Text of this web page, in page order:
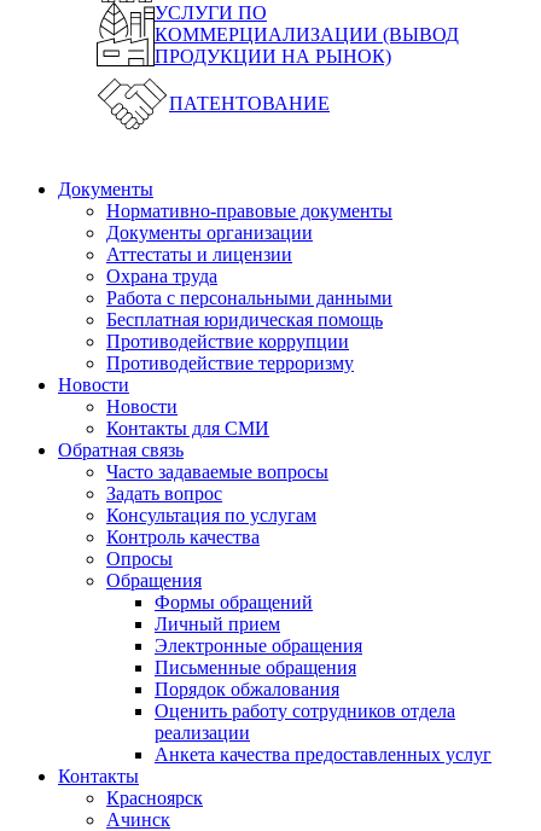
УСЛУГИ ПО
КОММЕРЦИАЛИЗАЦИИ (ВЫВОД
ПРОДУКЦИИ НА РЫНОК)
ПАТЕНТОВАНИЕ
Документы
Нормативно-правовые документы
Документы организации
Аттестаты и лицензии
Охрана труда
Работа с персональными данными
Бесплатная юридическая помощь
Противодействие коррупции
Противодействие терроризму
Новости
Новости
Контакты для СМИ
Обратная связь
Часто задаваемые вопросы
Задать вопрос
Консультация по услугам
Контроль качества
Опросы
Обращения
Формы обращений
Личный прием
Электронные обращения
Письменные обращения
Порядок обжалования
Оценить работу сотрудников отдела
реализации
Анкета качества предоставленных услуг
Контакты
Красноярск
Ачинск